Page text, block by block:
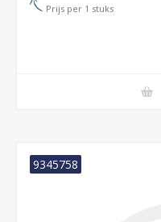
Prijs per 1 stuks
9345758